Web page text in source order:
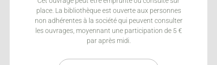
place. La bibliothèque est ouverte aux personnes
non adhérentes à la société qui peuvent consulter
les ouvrages, moyennant une participation de 5 €
par après midi.